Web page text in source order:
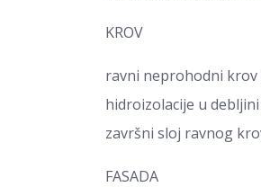
KROV
ravni neprohodni krov
hidroizolacije u debljini
završni sloj ravnog
FASADA